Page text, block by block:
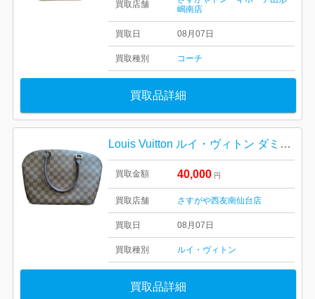
買取店舗
嶋南店
買取日 08月07日
買取種別 コーチ
買取品詳細
Louis Vuitton ルイ・ヴィトン ダミエ・エベヌ キャンバス
買取金額 40,000 円
買取店舗 さすがや西友南仙台店
買取日 08月07日
買取種別 ルイ・ヴィトン
買取品詳細